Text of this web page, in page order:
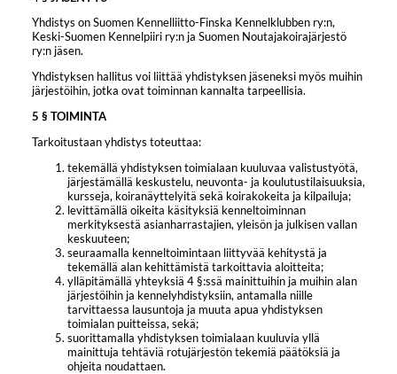
Yhdistys on Suomen Kennelliitto-Finska Kennelklubben ry:n,
Keski-Suomen Kennelpiiri ry:n ja Suomen Noutajakoirajärjestö
ry:n jäsen.
Yhdistyksen hallitus voi liittää yhdistyksen jäseneksi myös muihin
järjestöihin, jotka ovat toiminnan kannalta tarpeellisia.
5 § TOIMINTA
Tarkoitustaan yhdistys toteuttaa:
tekemällä yhdistyksen toimialaan kuuluvaa valistustyötä,
järjestämällä keskustelu, neuvonta- ja koulutustilaisuuksia,
kursseja, koiranäyttelyitä sekä koirakokeita ja kilpailuja;
levittämällä oikeita käsityksiä kenneltoiminnan
merkityksestä asianharrastajien, yleisön ja julkisen vallan
keskuuteen;
seuraamalla kenneltoimintaan liittyvää kehitystä ja
tekemällä alan kehittämistä tarkoittavia aloitteita;
ylläpitämällä yhteyksiä 4 §:ssä mainittuihin ja muihin alan
järjestöihin ja kennelyhdistyksiin, antamalla niille
tarvittaessa lausuntoja ja muuta apua yhdistyksen
toimialan puitteissa, sekä;
suorittamalla yhdistyksen toimialaan kuuluvia yllä
mainittuja tehtäviä rotujärjestön tekemiä päätöksiä ja
ohjeita noudattaen.